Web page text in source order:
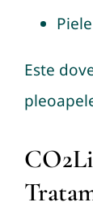
Este